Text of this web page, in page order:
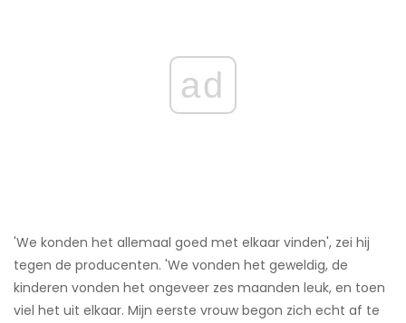
ad
'We konden het allemaal goed met elkaar vinden', zei hij
tegen de producenten. 'We vonden het geweldig, de
kinderen vonden het ongeveer zes maanden leuk, en toen
viel het uit elkaar. Mijn eerste vrouw begon zich echt af te